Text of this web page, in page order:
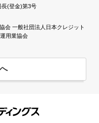
長(登金)第3号
会 一般社団法人日本クレジット
用業協会